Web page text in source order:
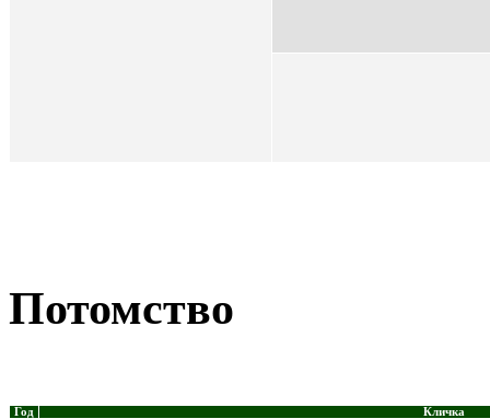
Потомство
Год Кличка